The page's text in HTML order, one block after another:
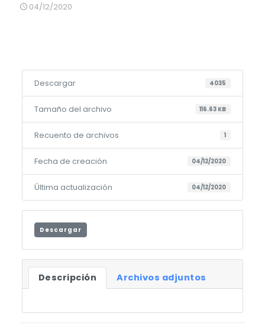
04/12/2020
Descargar 4035
Tamaño del archivo 116.63 KB
Recuento de archivos 1
Fecha de creación 04/12/2020
Última actualización 04/12/2020
Descargar
Descripción Archivos adjuntos